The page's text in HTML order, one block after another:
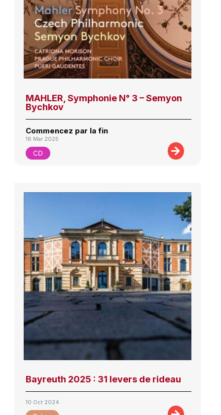
MAHLER, Symphonie N° 3 – Semyon
Bychkov
Commencez par la fin
18 Mar 2025
CD
Bayreuth 2025 : 31 levers de rideau
10 Oct 2024